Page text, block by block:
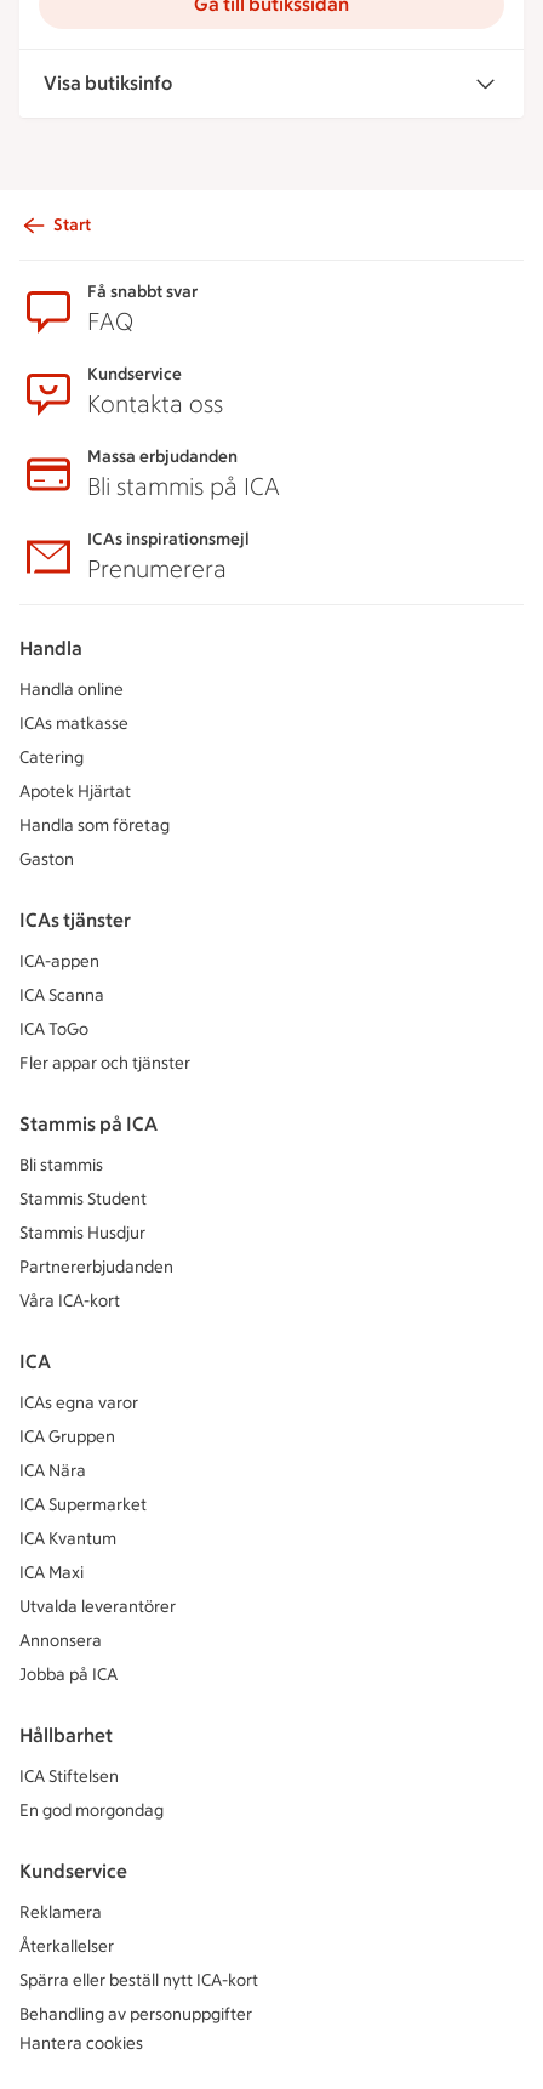
Visa butiksinfo
Start
Få snabbt svar
FAQ
Kundservice
Kontakta oss
Massa erbjudanden
Bli stammis på ICA
ICAs inspirationsmejl
Prenumerera
Handla
Handla online
ICAs matkasse
Catering
Apotek Hjärtat
Handla som företag
Gaston
ICAs tjänster
ICA-appen
ICA Scanna
ICA ToGo
Fler appar och tjänster
Stammis på ICA
Bli stammis
Stammis Student
Stammis Husdjur
Partnererbjudanden
Våra ICA-kort
ICA
ICAs egna varor
ICA Gruppen
ICA Nära
ICA Supermarket
ICA Kvantum
ICA Maxi
Utvalda leverantörer
Annonsera
Jobba på ICA
Hållbarhet
ICA Stiftelsen
En god morgondag
Kundservice
Reklamera
Återkallelser
Spärra eller beställ nytt ICA-kort
Behandling av personuppgifter
Hantera cookies